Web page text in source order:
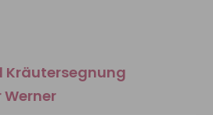
Kräutersegnung